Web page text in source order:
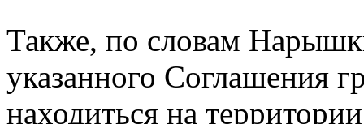
Также, по словам
указанного Соглашения
находиться на